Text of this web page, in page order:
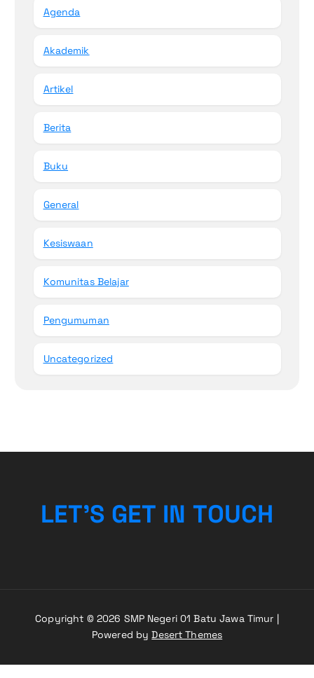
Agenda
Akademik
Artikel
Berita
Buku
General
Kesiswaan
Komunitas Belajar
Pengumuman
Uncategorized
LET’S GET IN TOUCH
Copyright © 2026 SMP Negeri 01 Batu Jawa Timur |
Powered byDesert Themes